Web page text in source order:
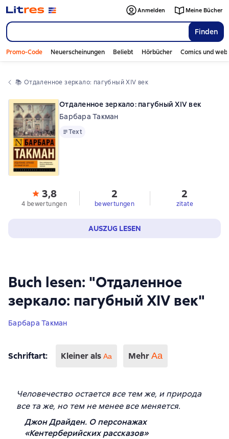
Finden
Anmelden Meine Bücher
Promo-Code Neuerscheinungen Beliebt Hörbücher Comics und
📚 Отдаленное зеркало: пагубный XIV век
Buch lesen: "Отдаленное
зеркало: пагубный XIV век"
Барбара Такман
Schriftart: Kleiner als Aa Mehr Аа
Человечество остается все тем же, и природа
все та же, но тем не менее все меняется.
Джон Драйден. О персонажах
«Кентерберийских рассказов»
Отдаленное зеркало: пагубный XIV век
Барбара Такман
TextText
3,8
4 bewertungen
2
bewertungen
2
zitate
AUSZUG LESEN